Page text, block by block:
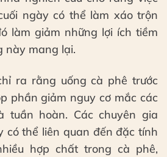
ngày có thể làm xáo trộn
làm giảm những lợi ích tiềm
này mang lại.
ra rằng uống cà phê trước
phần giảm nguy cơ mắc các
tuần hoàn. Các chuyên gia
có thể liên quan đến đặc tính
hợp chất trong cà phê,